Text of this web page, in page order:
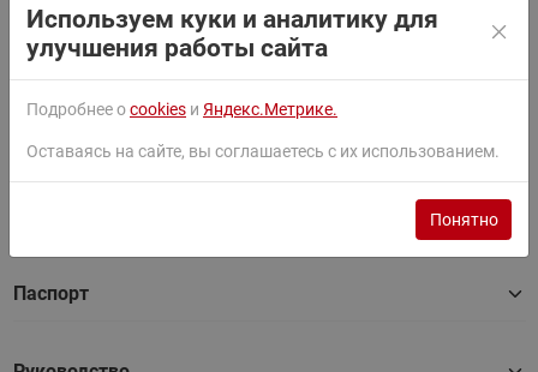
реле, бар
Технологическое
Документы
Паспорт
Используем куки и аналитику для
улучшения работы сайта
Подробнее оcookies и Яндекс.Метрике.
Оставаясь на сайте, вы соглашаетесь с их использованием.
Понятно